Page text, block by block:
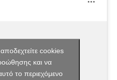
cookies
και να
το περιεχόμενο